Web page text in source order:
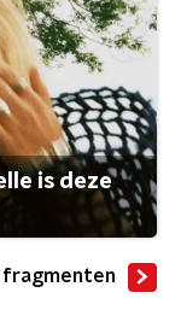
is deze
fragmenten